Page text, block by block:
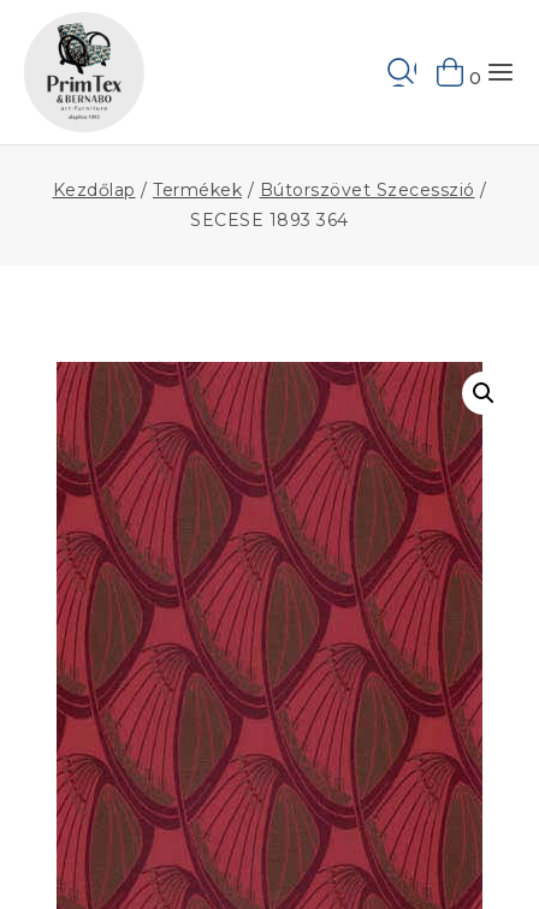
content
0
Kezdőlap / Termékek / Bútorszövet Szecesszió /
SECESE 1893 364